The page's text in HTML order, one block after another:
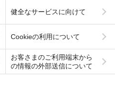
健全なサービスに向けて
Cookieの利用について
お客さまのご利用端末から
の情報の外部送信について